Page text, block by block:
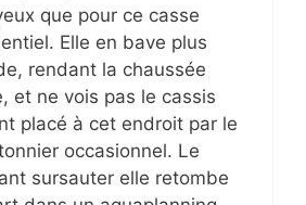
que pour ce casse
Elle en bave plus
rendant la chaussée
et ne vois pas le cassis
placé à cet endroit par le
occasionnel. Le
sursauter elle retombe